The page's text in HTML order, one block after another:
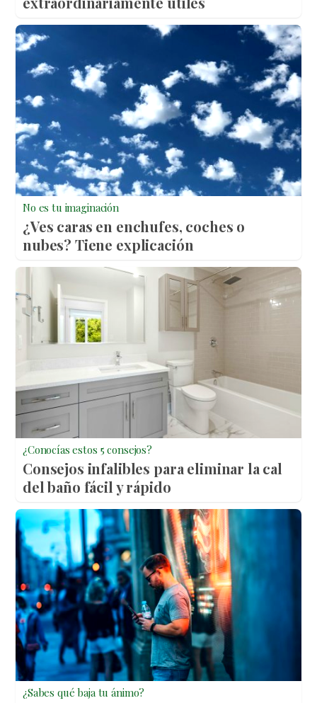
No es tu imaginación
¿Ves caras en enchufes, coches o
nubes? Tiene explicación
¿Conocías estos 5 consejos?
Consejos infalibles para eliminar la cal
del baño fácil y rápido
¿Sabes qué baja tu ánimo?